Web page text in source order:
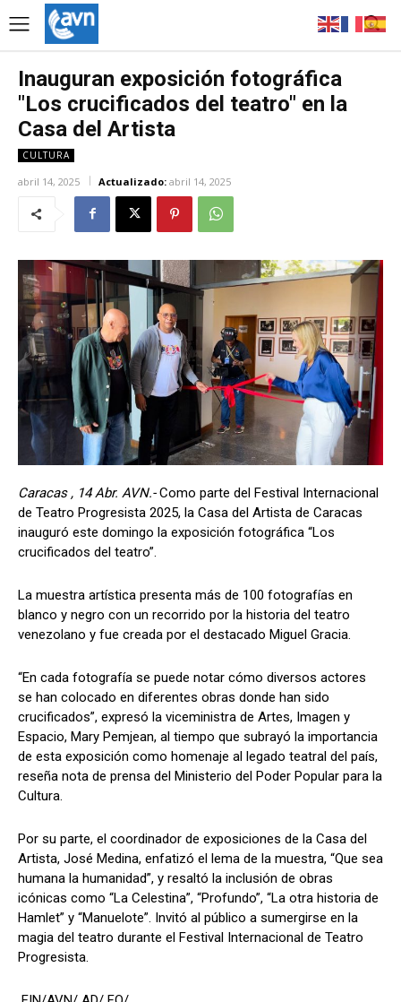
Inauguran exposición fotográfica
"Los crucificados del teatro" en la
Casa del Artista
CULTURA
abril 14, 2025 Actualizado: abril 14, 2025
Caracas , 14 Abr. AVN.-Como parte del Festival Internacional
de Teatro Progresista 2025, la Casa del Artista de Caracas
inauguró este domingo la exposición fotográfica “Los
crucificados del teatro”.
La muestra artística presenta más de 100 fotografías en
blanco y negro con un recorrido por la historia del teatro
venezolano y fue creada por el destacado Miguel Gracia.
“En cada fotografía se puede notar cómo diversos actores
se han colocado en diferentes obras donde han sido
crucificados”, expresó la viceministra de Artes, Imagen y
Espacio, Mary Pemjean, al tiempo que subrayó la importancia
de esta exposición como homenaje al legado teatral del país,
reseña nota de prensa del Ministerio del Poder Popular para la
Cultura.
Por su parte, el coordinador de exposiciones de la Casa del
Artista, José Medina, enfatizó el lema de la muestra, “Que sea
humana la humanidad”, y resaltó la inclusión de obras
icónicas como “La Celestina”, “Profundo”, “La otra historia de
Hamlet” y “Manuelote”. Invitó al público a sumergirse en la
magia del teatro durante el Festival Internacional de Teatro
Progresista.